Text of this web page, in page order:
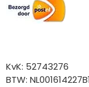
KvK: 52743276
BTW: